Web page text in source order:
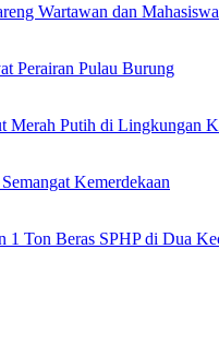
Wartawan dan Mahasiswa
Perairan Pulau Burung
Merah Putih di Lingkungan
Kemerdekaan
1 Ton Beras SPHP di Dua